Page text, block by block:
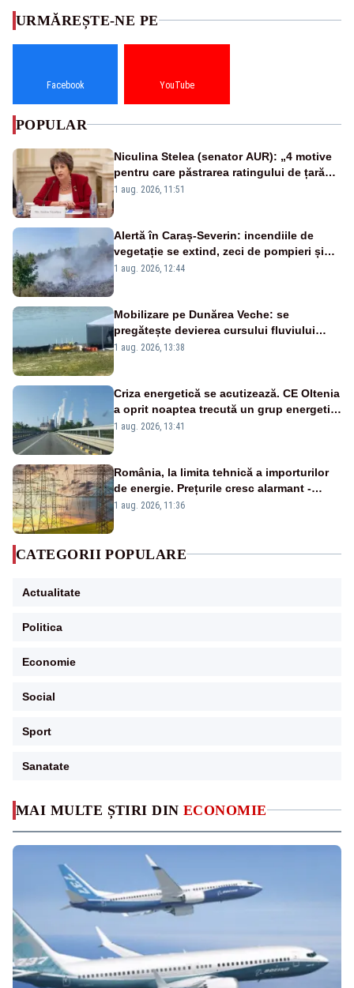
MAI MULTE ȘTIRI DIN ECONOMIE
URMĂREȘTE-NE PE
Facebook YouTube
POPULAR
Niculina Stelea (senator AUR): „4 motive
pentru care păstrarea ratingului de țară
nu este o reușită pentru Guvernul
1 aug. 2026, 11:51
Alertă în Caraș-Severin: incendiile de
vegetație se extind, zeci de pompieri și
silvicultori se luptă cu flăcările - VIDEO
1 aug. 2026, 12:44
Mobilizare pe Dunărea Veche: se
pregătește devierea cursului fluviului
către Cernavodă – VIDEO
1 aug. 2026, 13:38
Criza energetică se acutizează. CE Oltenia
a oprit noaptea trecută un grup energetic
de la Rovinari
1 aug. 2026, 13:41
România, la limita tehnică a importurilor
de energie. Prețurile cresc alarmant -
Analiză Realitatea Plus
1 aug. 2026, 11:36
CATEGORII POPULARE
Actualitate
Politica
Economie
Social
Sport
Sanatate